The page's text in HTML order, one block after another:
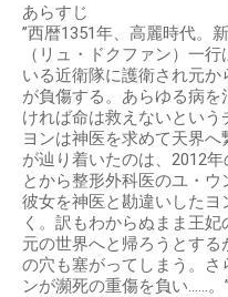
あらすじ
”西暦1351年、高麗時代。
（リュ・ドクファン）一
いる近衛隊に護衛され元
が負傷する。あらゆる病を
ければ命は救えないという
ヨンは神医を求めて天界へ
が辿り着いたのは、2012
とから整形外科医のユ・ウ
彼女を神医と勘違いした
く。訳もわからぬまま王
元の世界へと帰ろうとす
の穴も塞がってしまう。さ
ンが瀕死の重傷を負い……。”